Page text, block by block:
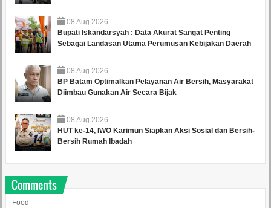
08 Aug 2026
Bupati Iskandarsyah : Data Akurat Sangat Penting
Sebagai Landasan Utama Perumusan Kebijakan Daerah
08 Aug 2026
BP Batam Optimalkan Pelayanan Air Bersih, Masyarakat
Diimbau Gunakan Air Secara Bijak
08 Aug 2026
HUT ke-14, IWO Karimun Siapkan Aksi Sosial dan Bersih-
Bersih Rumah Ibadah
Comments
Food